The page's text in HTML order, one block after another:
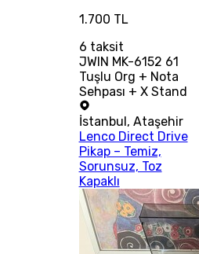
1.700 TL
6 taksit
JWIN MK-6152 61
Tuşlu Org + Nota
Sehpası + X Stand
İstanbul, Ataşehir
Lenco Direct Drive
Pikap – Temiz,
Sorunsuz, Toz
Kapaklı